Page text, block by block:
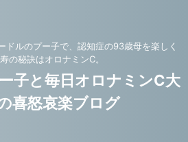
ドルのプー子で、認知症の93歳母を楽しく
の秘訣はオロナミンC。
子と毎日オロナミンC大
喜怒哀楽ブログ